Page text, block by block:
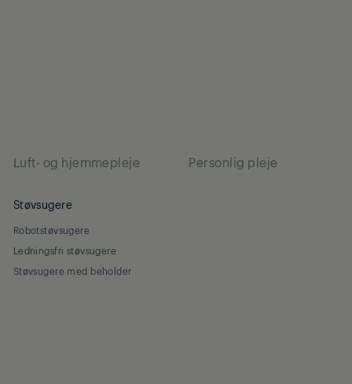
Luft- og hjemmepleje
Støvsugere
Robotstøvsugere
Ledningsfri støvsugere
Støvsugere med beholder
Personlig pleje